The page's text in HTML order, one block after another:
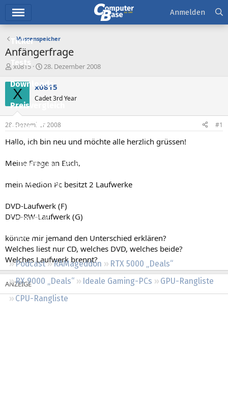
Ticker
Tests
Downloads
Preisvergleich
Forum
Aktuelles
Empfohlene Inhalte
Neue Beiträge
Leserartikel
Regeln
Podcast RAMageddon
RTX 5000 „Deals“
RX 9000 „Deals“
Ideale Gaming-PCs
GPU-Rangliste
CPU-Rangliste
Anmelden
Massenspeicher
Anfängerfrage
E
s
t
e
e
r
x0815
E
s
t
e
t
a
28. Dezember 2008
X x0815
Cadet 3rd Year
28. Dezember 2008 #1
Hallo, ich bin neu und möchte alle herzlich grüssen!
Meine Frage an Euch,
mein Medion Pc besitzt 2 Laufwerke
DVD-Laufwerk (F)
DVD-RW-Laufwerk (G)
könnte mir jemand den Unterschied erklären?
Welches liest nur CD, welches DVD, welches beide?
Welches Laufwerk brennt?